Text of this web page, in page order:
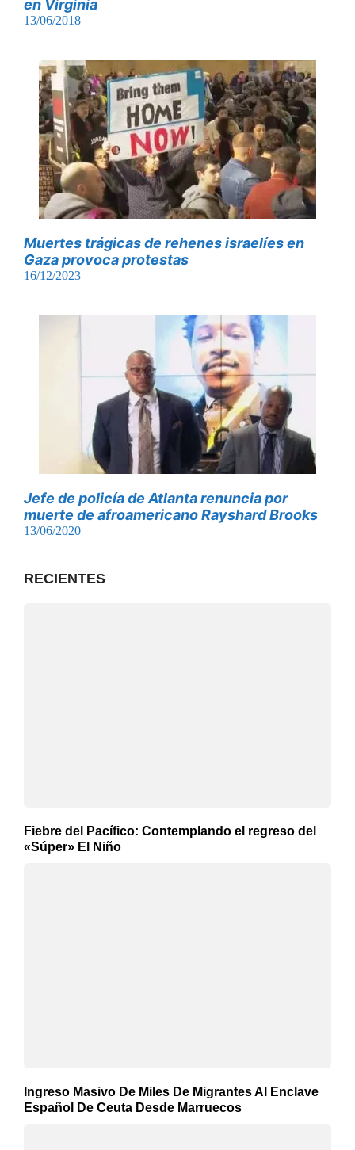
en Virginia
13/06/2018
Muertes trágicas de rehenes israelíes en
Gaza provoca protestas
16/12/2023
Jefe de policía de Atlanta renuncia por
muerte de afroamericano Rayshard Brooks
13/06/2020
RECIENTES
Fiebre del Pacífico: Contemplando el regreso del
«Súper» El Niño
Ingreso Masivo De Miles De Migrantes Al Enclave
Español De Ceuta Desde Marruecos